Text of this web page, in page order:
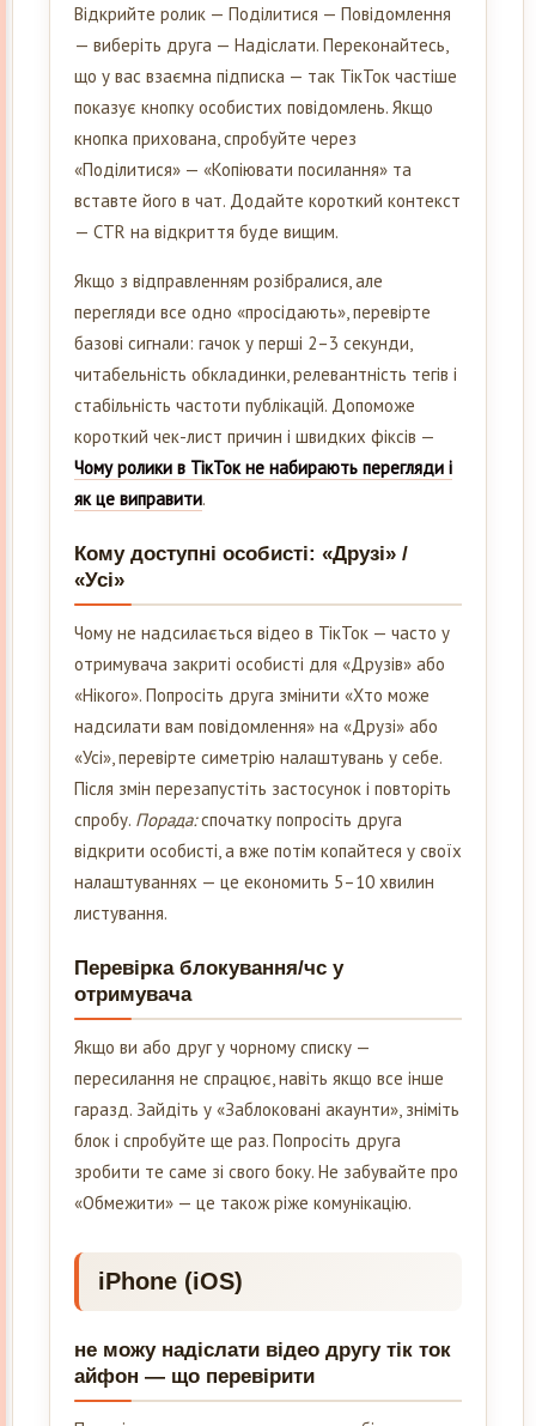
Відкрийте ролик — Поділитися — Повідомлення
— виберіть друга — Надіслати. Переконайтесь,
що у вас взаємна підписка — так ТікТок частіше
показує кнопку особистих повідомлень. Якщо
кнопка прихована, спробуйте через
«Поділитися» — «Копіювати посилання» та
вставте його в чат. Додайте короткий контекст
— CTR на відкриття буде вищим.
Якщо з відправленням розібралися, але
перегляди все одно «просідають», перевірте
базові сигнали: гачок у перші 2–3 секунди,
читабельність обкладинки, релевантність тегів і
стабільність частоти публікацій. Допоможе
короткий чек-лист причин і швидких фіксів —
Чому ролики в ТікТок не набирають перегляди і
як це виправити.
Кому доступні особисті: «Друзі» /
«Усі»
Чому не надсилається відео в ТікТок — часто у
отримувача закриті особисті для «Друзів» або
«Нікого». Попросіть друга змінити «Хто може
надсилати вам повідомлення» на «Друзі» або
«Усі», перевірте симетрію налаштувань у себе.
Після змін перезапустіть застосунок і повторіть
спробу. Порада:спочатку попросіть друга
відкрити особисті, а вже потім копайтеся у своїх
налаштуваннях — це економить 5–10 хвилин
листування.
Перевірка блокування/чс у
отримувача
Якщо ви або друг у чорному списку —
пересилання не спрацює, навіть якщо все інше
гаразд. Зайдіть у «Заблоковані акаунти», зніміть
блок і спробуйте ще раз. Попросіть друга
зробити те саме зі свого боку. Не забувайте про
«Обмежити» — це також ріже комунікацію.
iPhone (iOS)
не можу надіслати відео другу тік ток
айфон — що перевірити